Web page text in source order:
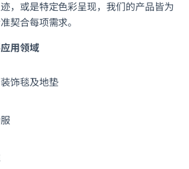
，或是特定色彩呈现，我们的产品皆为
契合每项需求。
用领域
饰毯及地垫